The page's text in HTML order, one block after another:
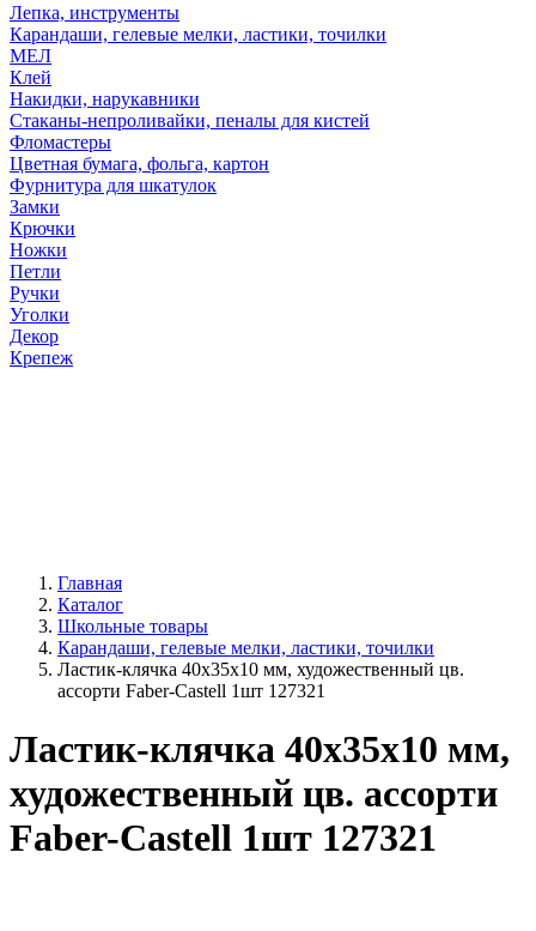
Лепка, инструменты
Карандаши, гелевые мелки, ластики, точилки
МЕЛ
Клей
Накидки, нарукавники
Стаканы-непроливайки, пеналы для кистей
Фломастеры
Цветная бумага, фольга, картон
Фурнитура для шкатулок
Замки
Крючки
Ножки
Петли
Ручки
Уголки
Декор
Крепеж
Главная
Каталог
Школьные товары
Карандаши, гелевые мелки, ластики, точилки
Ластик-клячка 40х35х10 мм, художественный цв.
ассорти Faber-Castell 1шт 127321
Ластик-клячка 40х35х10 мм,
художественный цв. ассорти
Faber-Castell 1шт 127321